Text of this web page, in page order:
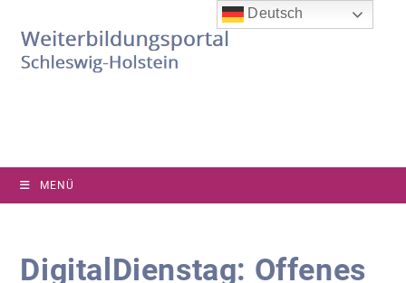
Inhalt
springen
MENÜ
DigitalDienstag: Offenes
Deutsch